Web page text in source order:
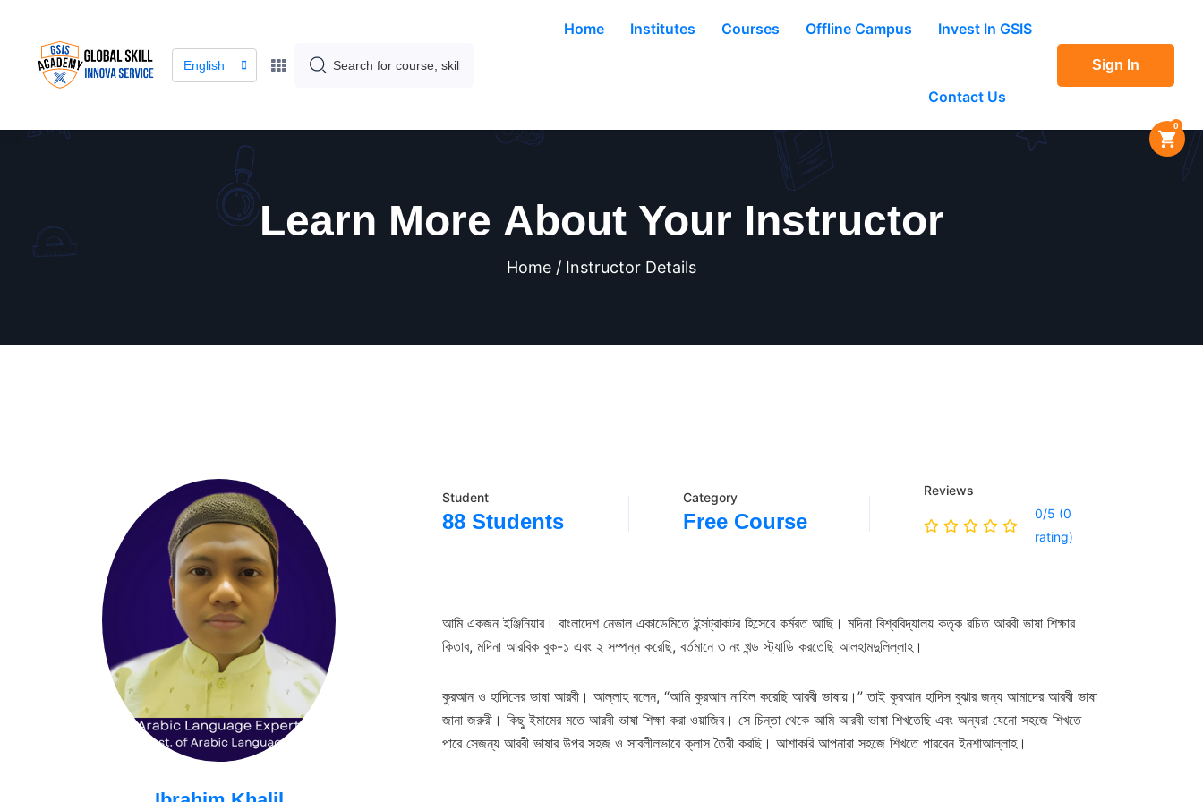
English
Home Institutes Courses Offline Campus Invest In GSIS
Contact Us
Sign In
0
Learn More About Your Instructor
Home / Instructor Details
Student
88 Students
Category
Free Course
Reviews
0/5 (0
rating)
আমি একজন ইঞ্জিনিয়ার। বাংলাদেশ নেভাল একাডেমিতে ইন্সট্রাকটর হিসেবে কর্মরত আছি। মদিনা বিশ্ববিদ্যালয় কতৃক রচিত আরবী ভাষা শিক্ষার
কিতাব, মদিনা আরবিক বুক-১ এবং ২ সম্পন্ন করেছি, বর্তমানে ৩ নং খন্ড স্ট্যাডি করতেছি আলহামদুলিল্লাহ।
কুরআন ও হাদিসের ভাষা আরবী। আল্লাহ বলেন, “আমি কুরআন নাযিল করেছি আরবী ভাষায়।” তাই কুরআন হাদিস বুঝার জন্য আমাদের আরবী ভাষা
জানা জরুরী। কিছু ইমামের মতে আরবী ভাষা শিক্ষা করা ওয়াজিব। সে চিন্তা থেকে আমি আরবী ভাষা শিখতেছি এবং অন্যরা যেনো সহজে শিখতে
পারে সেজন্য আরবী ভাষার উপর সহজ ও সাবলীলভাবে ক্লাস তৈরী করছি। আশাকরি আপনারা সহজে শিখতে পারবেন ইনশাআল্লাহ।